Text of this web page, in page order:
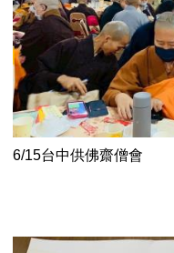
6/15台中供佛齋僧會